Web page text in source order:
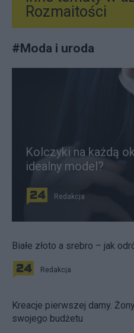
Rozmaitości
#Moda i uroda
Kolczyki na każdą
idealny model?
Redakcja
Białe złoto a srebro – jak
Redakcja
Kreacje pierwszej damy.
swojego budżetu